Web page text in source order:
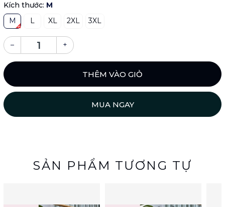
Kích thước: M
M
L XL 2XL 3XL
– +
THÊM VÀO GIỎ
MUA NGAY
SẢN PHẨM TƯƠNG TỰ